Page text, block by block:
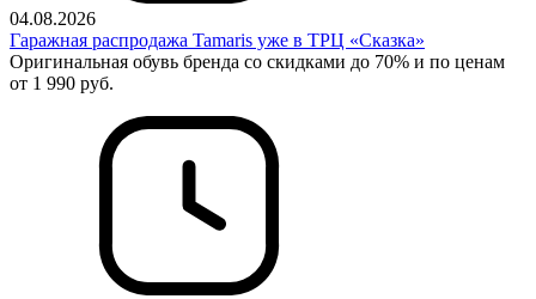
04.08.2026
Гаражная распродажа Tamaris уже в ТРЦ «Сказка»
Оригинальная обувь бренда со скидками до 70% и по ценам
от 1 990 руб.